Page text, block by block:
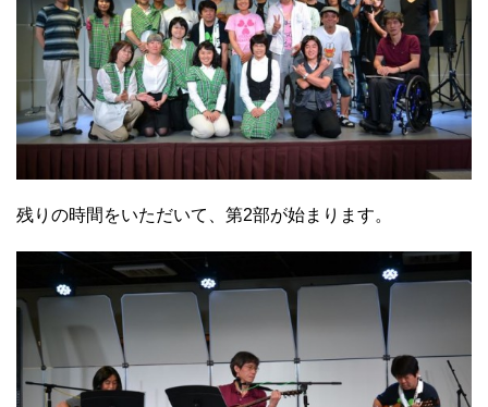
残りの時間をいただいて、第2部が始まります。